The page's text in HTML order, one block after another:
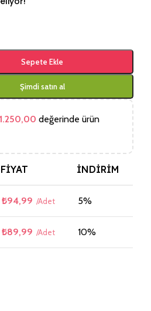
Sepete Ekle
Şimdi satın al
1.250,00 değerinde ürün
FIYAT İNDIRIM
₺94,99 5%
₺89,99 10%